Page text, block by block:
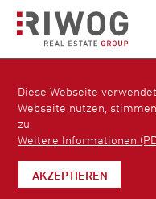
Diese Webseite
Webseite nutzen,
zu.
Weitere Informationen
AKZEPTIEREN